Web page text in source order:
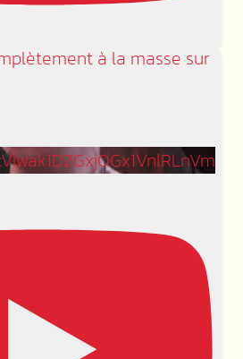
à la masse sur